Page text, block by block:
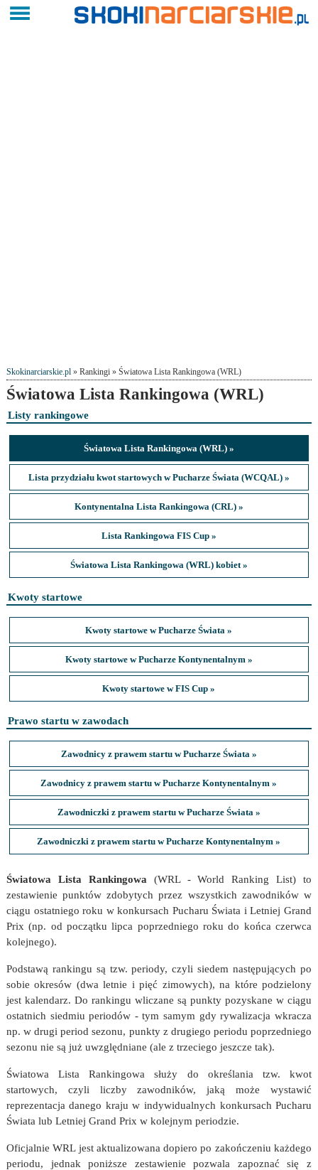
Skokinarciarskie.pl» Rankingi » Światowa Lista Rankingowa (WRL)
Światowa Lista Rankingowa (WRL)
Listy rankingowe
Światowa Lista Rankingowa (WRL) »
Lista przydziału kwot startowych w Pucharze Świata (WCQAL) »
Kontynentalna Lista Rankingowa (CRL) »
Lista Rankingowa FIS Cup »
Światowa Lista Rankingowa (WRL) kobiet »
Kwoty startowe
Kwoty startowe w Pucharze Świata »
Kwoty startowe w Pucharze Kontynentalnym »
Kwoty startowe w FIS Cup »
Prawo startu w zawodach
Zawodnicy z prawem startu w Pucharze Świata »
Zawodnicy z prawem startu w Pucharze Kontynentalnym »
Zawodniczki z prawem startu w Pucharze Świata »
Zawodniczki z prawem startu w Pucharze Kontynentalnym »
Światowa Lista Rankingowa (WRL - World Ranking List) to
zestawienie punktów zdobytych przez wszystkich zawodników w
ciągu ostatniego roku w konkursach Pucharu Świata i Letniej Grand
Prix (np. od początku lipca poprzedniego roku do końca czerwca
kolejnego).
Podstawą rankingu są tzw. periody, czyli siedem następujących po
sobie okresów (dwa letnie i pięć zimowych), na które podzielony
jest kalendarz. Do rankingu wliczane są punkty pozyskane w ciągu
ostatnich siedmiu periodów - tym samym gdy rywalizacja wkracza
np. w drugi period sezonu, punkty z drugiego periodu poprzedniego
sezonu nie są już uwzględniane (ale z trzeciego jeszcze tak).
Światowa Lista Rankingowa służy do określania tzw. kwot
startowych, czyli liczby zawodników, jaką może wystawić
reprezentacja danego kraju w indywidualnych konkursach Pucharu
Świata lub Letniej Grand Prix w kolejnym periodzie.
Oficjalnie WRL jest aktualizowana dopiero po zakończeniu każdego
periodu, jednak poniższe zestawienie pozwala zapoznać się z